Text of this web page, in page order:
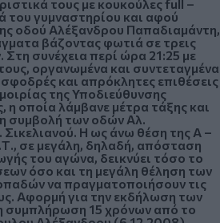
τους με κουκούλες full –
του γυμναστηρίου και αφού
οδού Αλέξανδρου Παπαδιαμάντη,
βάζοντας φωτιά σε τρεις
συνέχεια περί ώρα 21:25 με
οργανωμένα και συντεταγμένα
και απρόκλητες επιθέσεις
της Υποδιεύθυνσης
οποία λάμβανε μέτρα τάξης και
συμβολή των οδών Αλ.
Η ως άνω θέση της Α –
σε μεγάλη, δηλαδή, απόσταση
του αγώνα, δεικνύει τόσο το
όσο και τη μεγάλη θέληση των
να πραγματοποιήσουν τις
Αφορμή για την εκδήλωση των
συμπλήρωση 15 χρόνων από το